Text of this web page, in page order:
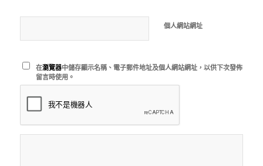
個人網站網址
在瀏覽器中儲存顯示名稱、電子郵件地址及個人網站網址，以供下次發佈
留言時使用。